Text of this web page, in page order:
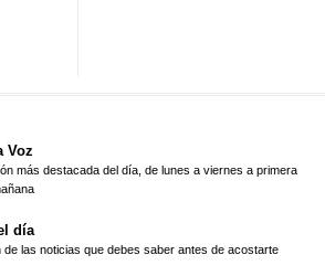
Voz
más destacada del día, de lunes a viernes a primera
día
de las noticias que debes saber antes de acostarte